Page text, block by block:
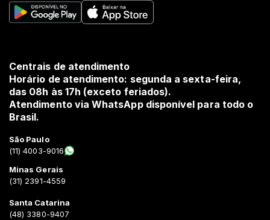
Centrais de atendimento
Horário de atendimento: segunda a sexta-feira,
das 08h às 17h (exceto feriados).
Atendimento via WhatsApp disponível para todo o
Brasil.
São Paulo
(11) 4003-9016
Minas Gerais
(31) 2391-4559
Santa Catarina
(48) 3380-9407